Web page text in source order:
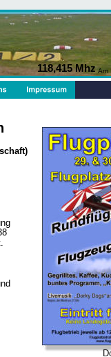
Am
118,415 Mhz